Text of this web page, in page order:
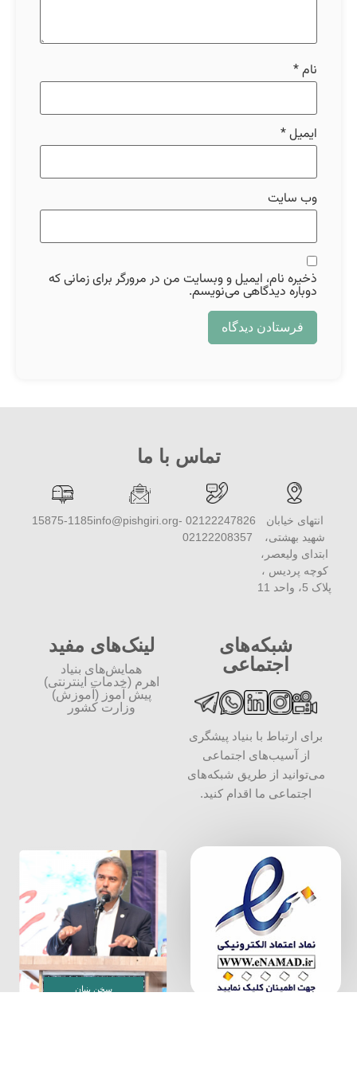
نام*
ایمیل*
وب‌ سایت
ذخیره نام، ایمیل و وبسایت من در مرورگر برای زمانی که
دوباره دیدگاهی می‌نویسم.
تماس با ما
انتهای خیابان
شهید بهشتی،
ابتدای ولیعصر،
کوچه پردیس ،
پلاک 5، واحد 11
02122247826 -
02122208357
info@pishgiri.org
15875-1185
شبکه‌های
اجتماعی
برای ارتباط با بنیاد پیشگری
از آسیب‌های اجتماعی
می‌توانید از طریق شبکه‌‎های
اجتماعی ما اقدام کنید.
لینک‌های مفید
همایش‌های بنیاد
اهرم (خدمات اینترنتی)
پیش آموز (آموزش)
وزارت کشور
سخن بنیان